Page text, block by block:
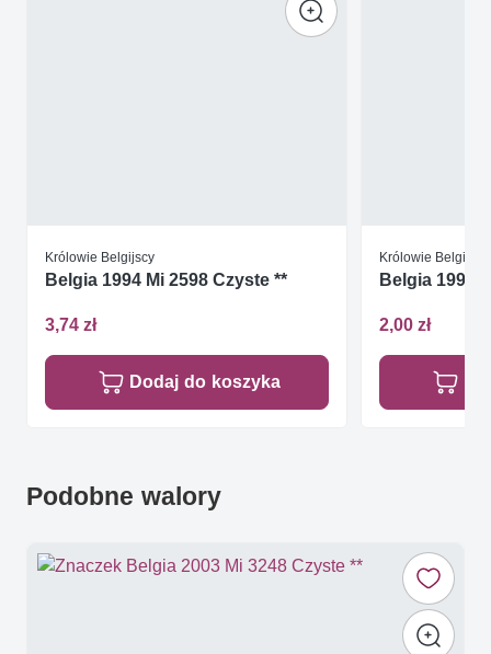
Królowie Belgijscy
Belgia 1994 Mi 2598 Czyste **
3,74 zł
Dodaj do koszyka
Królowie Belgijscy
Belgia 1996
2,00 zł
Podobne walory